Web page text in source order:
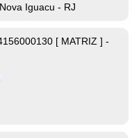
Iguacu - RJ
[ MATRIZ ] -